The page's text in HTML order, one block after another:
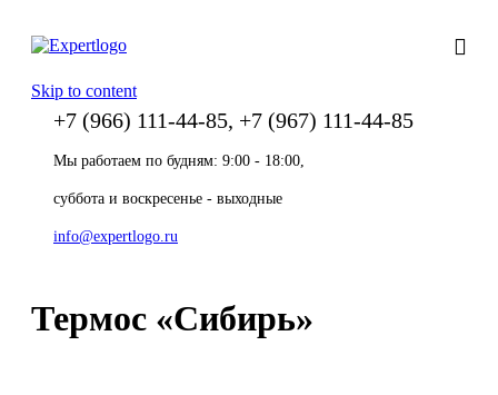
Skip to content
+7 (966) 111-44-85, +7 (967) 111-44-85
Мы работаем по будням: 9:00 - 18:00,
суббота и воскресенье - выходные
info@expertlogo.ru
Термос «Сибирь»